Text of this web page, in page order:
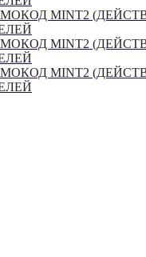
MINT2
MINT2
MINT2